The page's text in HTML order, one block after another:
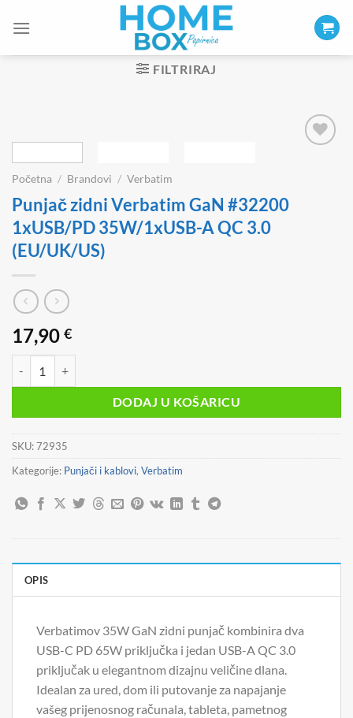
FILTRIRAJ
Početna / Brandovi / Verbatim
Punjač zidni Verbatim GaN #32200
1xUSB/PD 35W/1xUSB-A QC 3.0
(EU/UK/US)
17,90 €
DODAJ U KOŠARICU
SKU:72935
Kategorije: Punjači i kablovi, Verbatim
OPIS
Verbatimov 35W GaN zidni punjač kombinira dva
USB-C PD 65W priključka i jedan USB-A QC 3.0
priključak u elegantnom dizajnu veličine dlana.
Idealan za ured, dom ili putovanje za napajanje
vašeg prijenosnog računala, tableta, pametnog